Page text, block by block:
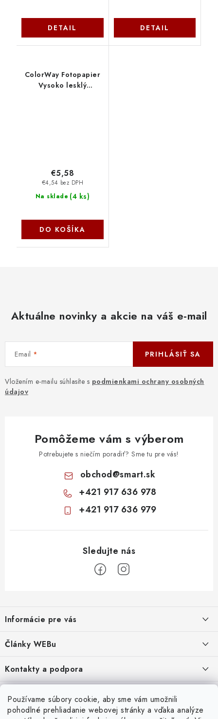
Používame súbory cookie, aby sme vám umožnili
pohodlné prehliadanie webovej stránky a vďaka analýze
DETAIL DETAIL
ColorWay Fotopapier
Vysoko lesklý
Na sklade (4 ks)
€4,54 bez DPH
€5,58
DO KOŠÍKA
Aktuálne novinky a akcie na váš e-mail
Email
Vložením e-mailu súhlasíte s podmienkami ochrany osobných
údajov
PRIHLÁSIŤ SA
Pomôžeme vám s výberom
Potrebujete s niečím poradiť? Sme tu pre vás!
obchod@smart.sk
+421 917 636 978
+421 917 636 979
p
ä
e
Informácie pre vás
Obchodné podmienky
Moja objednávka
Odstúpenie od zmluvy
Formuláre na stiahnutie
Články WEBu
Dôležité oznamy
16.6.2026
Nákup na splátky
23.10.2022
Kontakty a podpora
2.8.2022
Servisné služby
Servis a služby pre Vás
Doprava - UPS Doprava - Packeta Splátky - Home Credit